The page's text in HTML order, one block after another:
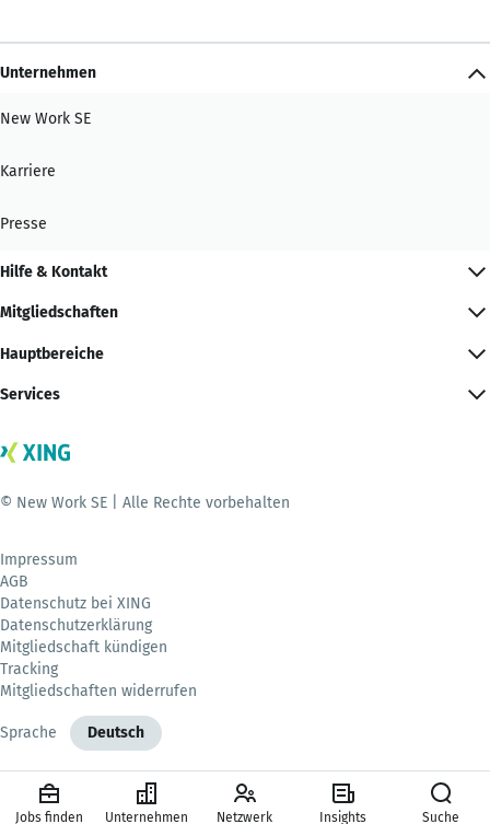
Unternehmen
New Work SE
Karriere
Presse
Hilfe & Kontakt
Mitgliedschaften
Hauptbereiche
Services
© New Work SE | Alle Rechte vorbehalten
Impressum
AGB
Datenschutz bei XING
Datenschutzerklärung
Mitgliedschaft kündigen
Tracking
Mitgliedschaften widerrufen
Sprache Deutsch
Jobs finden Unternehmen Netzwerk Insights Suche